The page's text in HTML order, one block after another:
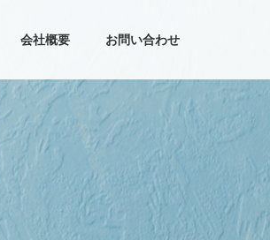
会社概要 お問い合わせ